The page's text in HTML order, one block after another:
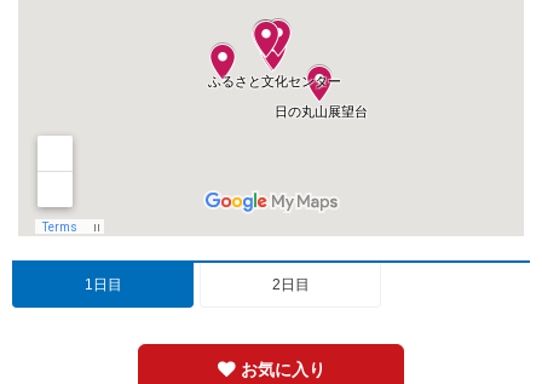
1日目 2日目
お気に入り